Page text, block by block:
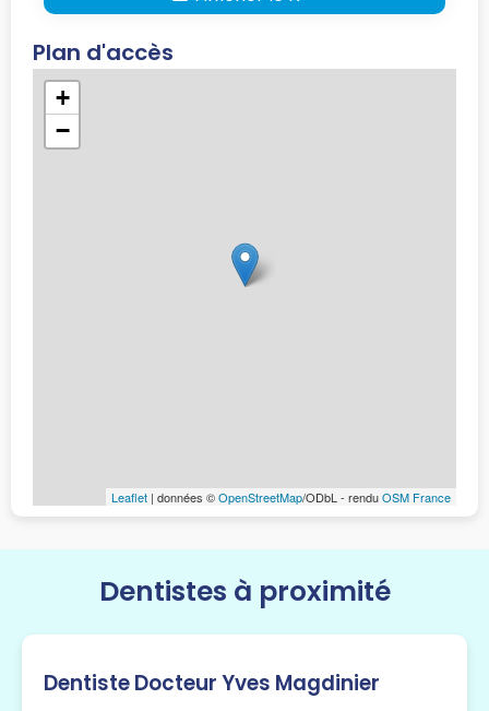
Plan d'accès
+
−
Leaflet | données ©OpenStreetMap/ODbL - renduOSM France
Dentistes à proximité
Dentiste Docteur Yves Magdinier